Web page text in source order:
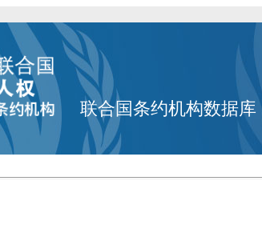
联合国条约机构数据库